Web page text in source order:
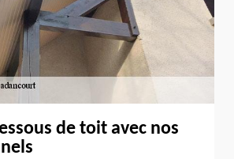
de toit avec nos